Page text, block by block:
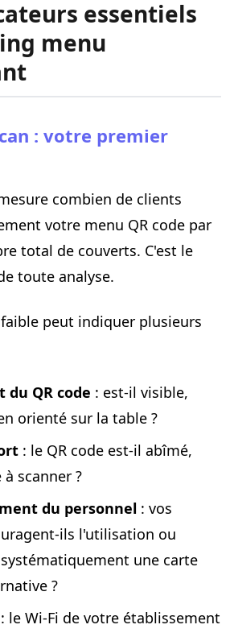
essentiels
menu
: votre premier
combien de clients
votre menu QR code par
total de couverts. C'est le
toute analyse.
peut indiquer plusieurs
du QR code : est-il visible,
orienté sur la table ?
: le QR code est-il abîmé,
scanner ?
du personnel : vos
ils l'utilisation ou
une carte
?
: le Wi-Fi de votre établissement